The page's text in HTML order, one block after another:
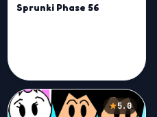
Sprunki Phase 56
5.0